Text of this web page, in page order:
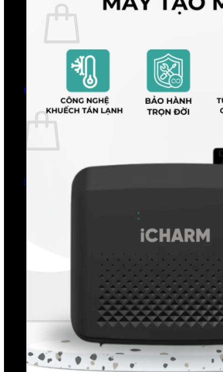
Chưa có sản phẩm trong giỏ hàng.
Quay trở lại cửa hàng
0
Giỏ hàng
Chưa có sản phẩm trong giỏ hàng.
Quay trở lại cửa hàng